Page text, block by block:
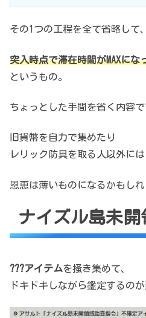
その1つの工程を全て省略して、
突入時点で滞在時間がMAXにな
というもの。
ちょっとした手間を省く内容で
旧貨幣を自力で集めたり
レリック防具を取る人以外に
恩恵は薄いものになるかもしれ
ナイズル島未
???アイテムを掻き集めて、
ドキドキしながら鑑定するのが